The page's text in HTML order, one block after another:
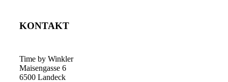
KONTAKT
Time by Winkler
Maisengasse 6
6500 Landeck